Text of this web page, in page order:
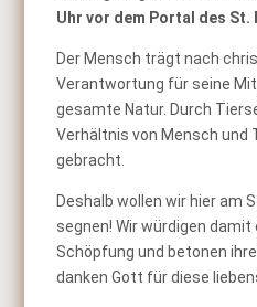
Uhr vor dem Portal des St.
Der Mensch trägt nach
Verantwortung für seine
gesamte Natur. Durch
Verhältnis von Mensch und
gebracht.
Deshalb wollen wir hier am
segnen! Wir würdigen
Schöpfung und betonen
danken Gott für diese